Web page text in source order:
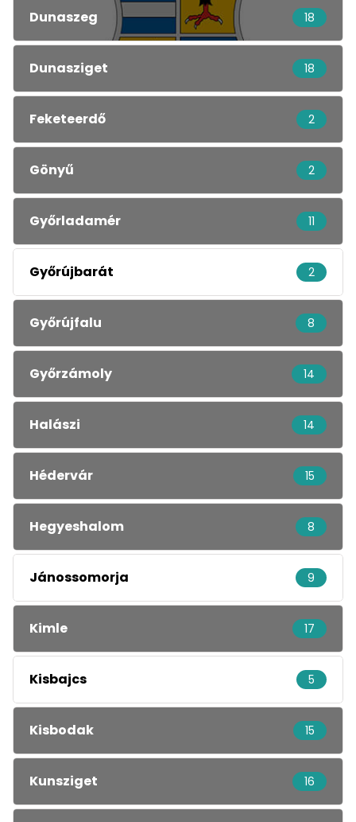
Dunaszeg 18
Dunasziget 18
Feketeerdő 2
Gönyű 2
Győrladamér 11
Győrújbarát 2
Győrújfalu 8
Győrzámoly 14
Halászi 14
Hédervár 15
Hegyeshalom 8
Jánossomorja 9
Kimle 17
Kisbajcs 5
Kisbodak 15
Kunsziget 16